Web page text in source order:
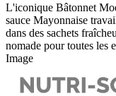
L'iconique Bâtonnet
sauce Mayonnaise
dans des sachets
nomade pour toutes les
Image